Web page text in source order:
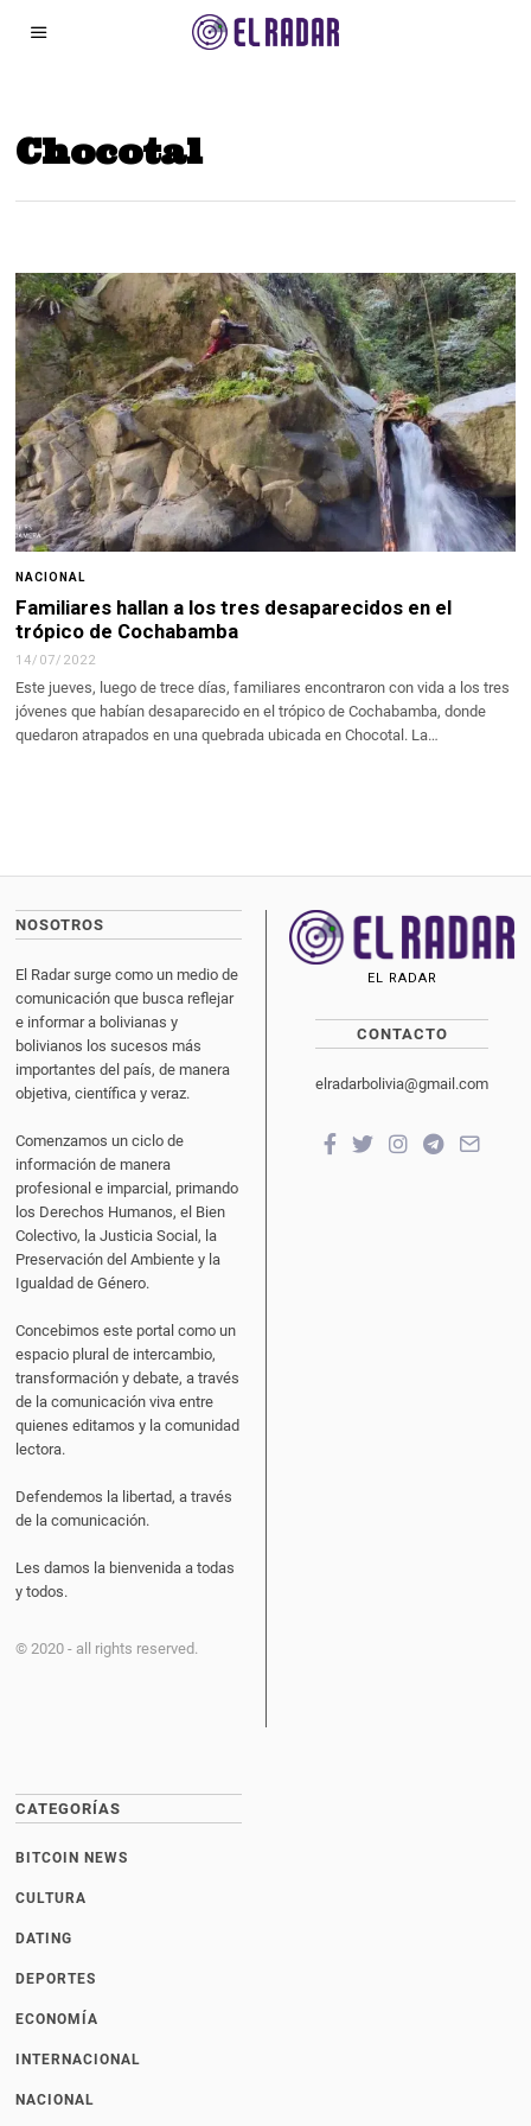
Chocotal
NACIONAL
Familiares hallan a los tres desaparecidos en el
trópico de Cochabamba
14/07/2022
Este jueves, luego de trece días, familiares encontraron con vida a los tres
jóvenes que habían desaparecido en el trópico de Cochabamba, donde
quedaron atrapados en una quebrada ubicada en Chocotal. La…
NOSOTROS
El Radar surge como un medio de
comunicación que busca reflejar
e informar a bolivianas y
bolivianos los sucesos más
importantes del país, de manera
objetiva, científica y veraz.
Comenzamos un ciclo de
información de manera
profesional e imparcial, primando
los Derechos Humanos, el Bien
Colectivo, la Justicia Social, la
Preservación del Ambiente y la
Igualdad de Género.
Concebimos este portal como un
espacio plural de intercambio,
transformación y debate, a través
de la comunicación viva entre
quienes editamos y la comunidad
lectora.
Defendemos la libertad, a través
de la comunicación.
Les damos la bienvenida a todas
y todos.
© 2020 - all rights reserved.
EL RADAR
CONTACTO
elradarbolivia@gmail.com
CATEGORÍAS
BITCOIN NEWS
CULTURA
DATING
DEPORTES
ECONOMÍA
INTERNACIONAL
NACIONAL